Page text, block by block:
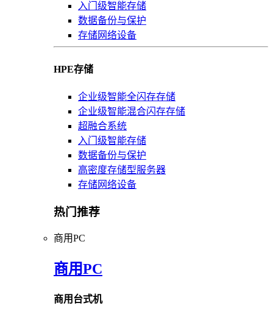
入门级智能存储
数据备份与保护
存储网络设备
HPE存储
企业级智能全闪存存储
企业级智能混合闪存存储
超融合系统
入门级智能存储
数据备份与保护
高密度存储型服务器
存储网络设备
热门推荐
商用PC
商用PC
商用台式机